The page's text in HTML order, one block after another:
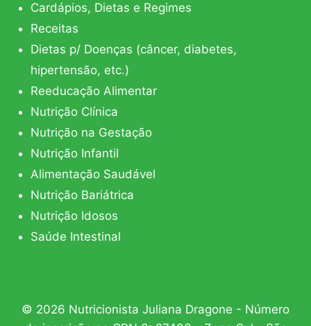
Cardápios, Dietas e Regimes
Receitas
Dietas p/ Doenças (câncer, diabetes,
hipertensão, etc.)
Reeducação Alimentar
Nutrição Clínica
Nutrição na Gestação
Nutrição Infantil
Alimentação Saudável
Nutrição Bariátrica
Nutrição Idosos
Saúde Intestinal
© 2026 Nutricionista Juliana Dragone - Número